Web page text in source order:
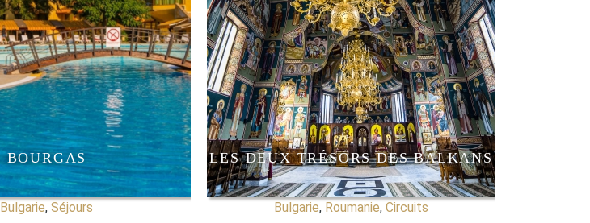
BOURGAS
Bulgarie,Séjours
LES DEUX TRÉSORS DES BALKANS
Bulgarie, Roumanie,Circuits